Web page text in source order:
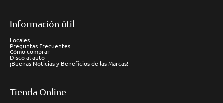
Información útil
Locales
Preguntas Frecuentes
Cómo comprar
Disco al auto
¡Buenas Noticias y Beneficios de las Marcas!
Tienda Online